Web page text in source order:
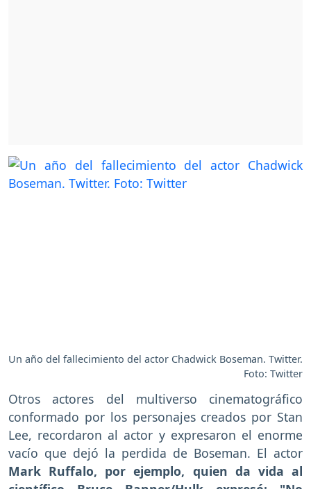
Un año del fallecimiento del actor Chadwick Boseman. Twitter.
Foto: Twitter
Otros actores del multiverso cinematográfico
conformado por los personajes creados por Stan
Lee, recordaron al actor y expresaron el enorme
vacío que dejó la perdida de Boseman. El actor
Mark Ruffalo, por ejemplo, quien da vida al